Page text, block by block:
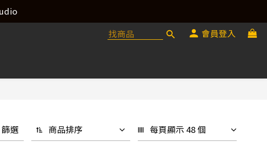
會員登入
篩選 商品排序 每頁顯示 48 個